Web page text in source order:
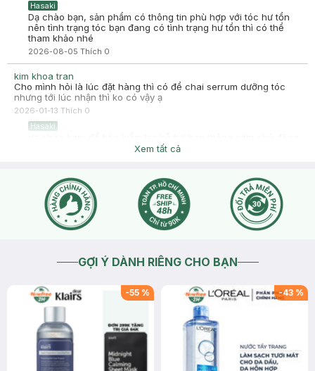
Hasaki
Dạ chào bạn, sản phẩm có thông tin phù hợp với tóc hư tổn
nên tình trạng tóc bạn đang có tình trạng hư tổn thì có thể
tham khảo nhé
2026-08-05 Thích 0
kim khoa tran
Cho mình hỏi là lúc đặt hàng thì có để chai serrum dưỡng tóc
nhưng tới lúc nhận thì ko có vậy ạ
2026-01-13 Thích 0
Hasaki
Xem tất cả
GỢI Ý DÀNH RIÊNG CHO BẠN
-55 % -43 %